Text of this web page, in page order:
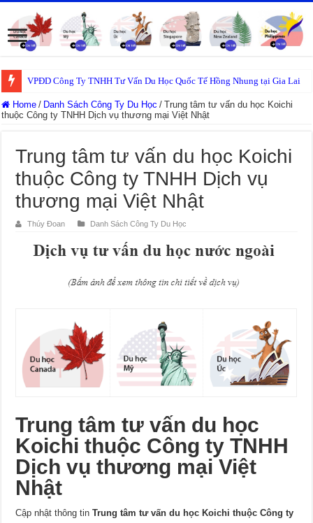
VPĐD Công Ty TNHH Tư Vấn Du Học Quốc Tế Hồng Nhung tại Gia Lai
Home / Danh Sách Công Ty Du Học / Trung tâm tư vấn du học Koichi
thuộc Công ty TNHH Dịch vụ thương mại Việt Nhật
Trung tâm tư vấn du học Koichi
thuộc Công ty TNHH Dịch vụ
thương mại Việt Nhật
Thúy Đoan Danh Sách Công Ty Du Học
Trung tâm tư vấn du học
Koichi thuộc Công ty TNHH
Dịch vụ thương mại Việt
Nhật
Cập nhật thông tinTrung tâm tư vấn du học Koichi thuộc Công ty